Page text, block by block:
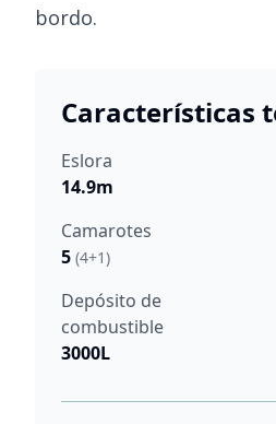
bordo.
Características
Eslora
14.9m
Camarotes
5 (4+1)
Depósito de
combustible
3000L